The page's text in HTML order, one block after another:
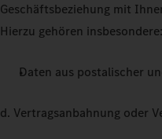
Geschäftsbeziehung mit
Hierzu gehören insbesondere:
Daten aus postalischer
d. Vertragsanbahnung oder